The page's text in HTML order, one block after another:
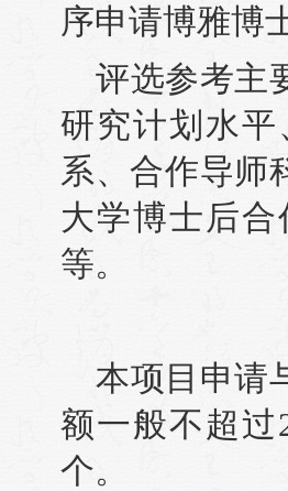
序申请博雅博
评选参考主
研究计划水
系、合作导师
大学博士后
等。
本项目申请
额一般不超过
个。